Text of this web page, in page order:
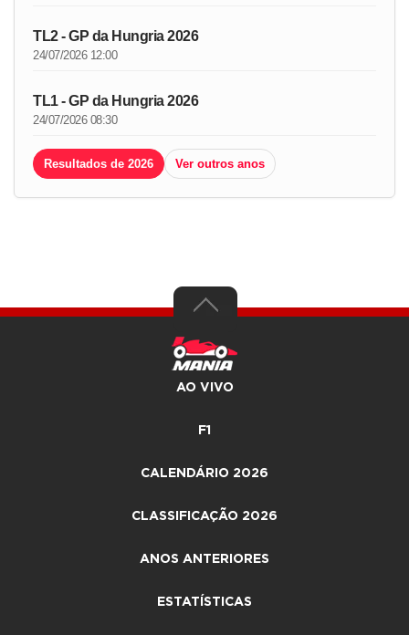
TL2 - GP da Hungria 2026
24/07/2026 12:00
TL1 - GP da Hungria 2026
24/07/2026 08:30
Resultados de 2026 Ver outros anos
AO VIVO
F1
CALENDÁRIO 2026
CLASSIFICAÇÃO 2026
ANOS ANTERIORES
ESTATÍSTICAS